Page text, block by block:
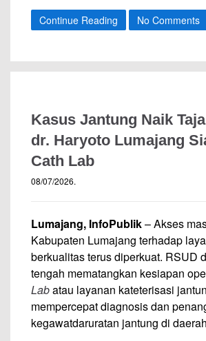
Continue Reading No Comments
Kasus Jantung Naik
dr. Haryoto Lumajang
Cath Lab
08/07/2026.
Lumajang, InfoPublik– Akses
Kabupaten Lumajang terhadap
berkualitas terus diperkuat. RSUD
tengah mematangkan kesiapan
Labatau layanan kateterisasi
mempercepat diagnosis dan
kegawatdaruratan jantung di